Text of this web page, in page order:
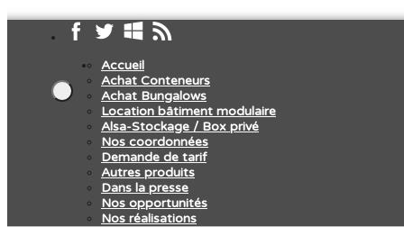
Accueil
Achat Conteneurs
Achat Bungalows
Location bâtiment modulaire
Alsa-Stockage / Box privé
Nos coordonnées
Demande de tarif
Autres produits
Dans la presse
Nos opportunités
Nos réalisations